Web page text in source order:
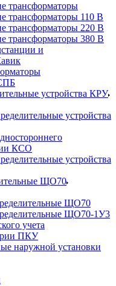
трансформаторы
110 В
220 В
380 В
и
устройства КРУ
устройства
КСО
устройства
ЩО70
ЩО70
ЩО70-1У3
учета
ПКУ
наружной установки